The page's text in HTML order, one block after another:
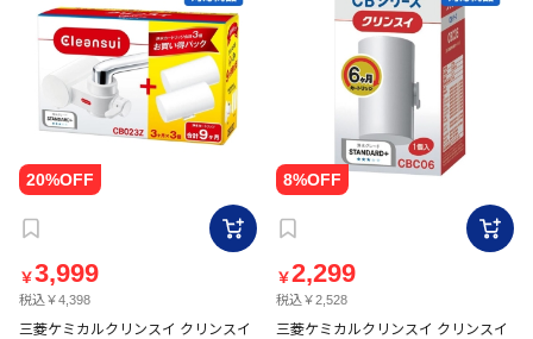
￥3,999
税込￥4,398
三菱ケミカルクリンスイ クリンスイ
￥2,299
税込￥2,528
三菱ケミカルクリンスイ クリンスイ